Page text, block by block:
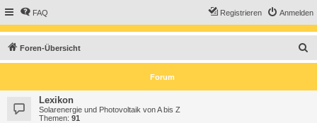
FAQ Anmelden
Registrieren
Foren-Übersicht
u
Forum
Lexikon
Solarenergie und Photovoltaik von A bis Z
Themen: 91